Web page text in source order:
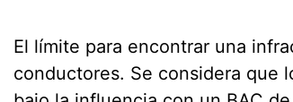
El límite para encontrar una
conductores. Se considera que